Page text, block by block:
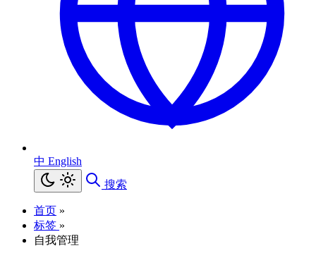
中 English
搜索
首页 »
标签 »
自我管理